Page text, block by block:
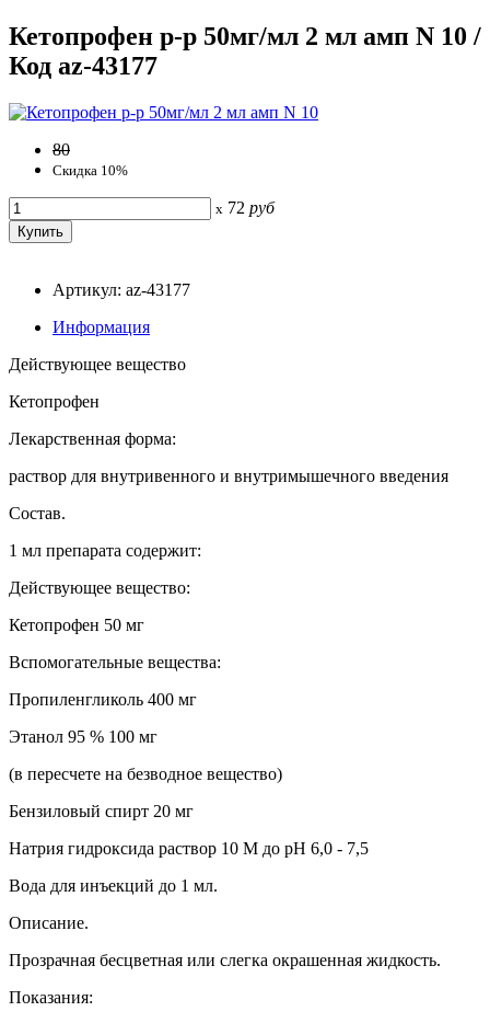
Кетопрофен р-р 50мг/мл 2 мл амп N 10 /
Код az-43177
80
Скидка 10%
x 72 руб
Артикул: az-43177
Информация
Действующее вещество
Кетопрофен
Лекарственная форма:
раствор для внутривенного и внутримышечного введения
Состав.
1 мл препарата содержит:
Действующее вещество:
Кетопрофен 50 мг
Вспомогательные вещества:
Пропиленгликоль 400 мг
Этанол 95 % 100 мг
(в пересчете на безводное вещество)
Бензиловый спирт 20 мг
Натрия гидроксида раствор 10 М до pH 6,0 - 7,5
Вода для инъекций до 1 мл.
Описание.
Прозрачная бесцветная или слегка окрашенная жидкость.
Показания: